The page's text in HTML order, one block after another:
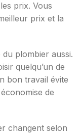
prix. Vous
prix et la
du plombier aussi.
quelqu’un de
bon travail évite
de
changent selon